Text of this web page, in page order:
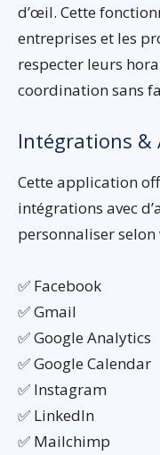
d’œil. Cette
entreprises et les
respecter leurs
coordination sans
Intégrations &
Cette application
intégrations avec
personnaliser selon
✅ Facebook
✅ Gmail
✅ Google Analytics
✅ Google Calendar
✅ Instagram
✅ LinkedIn
✅ Mailchimp